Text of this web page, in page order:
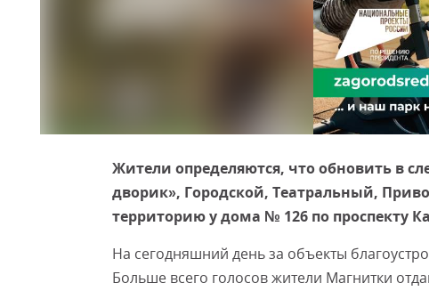
Жители определяются, что обновить в
дворик», Городской, Театральный,
территорию у дома № 126 по проспекту
На сегодняшний день за объекты
Больше всего голосов жители Магнитки